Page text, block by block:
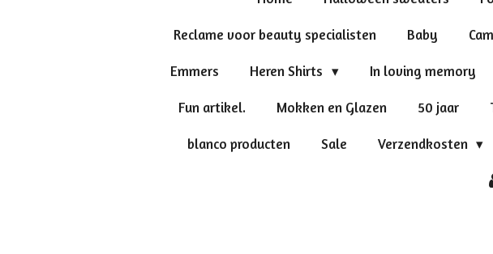
Reclame voor beauty specialisten Baby
Emmers Heren Shirts In loving memory
Fun artikel. Mokken en Glazen 50 jaar
blanco producten Sale Verzendkosten